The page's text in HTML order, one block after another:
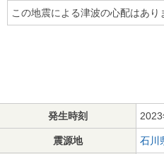
この地震による津波の心配はあり
発生時刻
震源地 石川